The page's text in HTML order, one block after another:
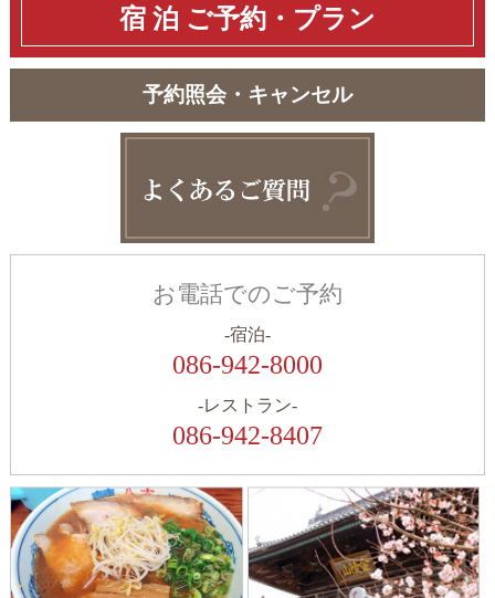
宿 泊 ご予約・プラン
予約照会・キャンセル
お電話でのご予約
-宿泊-
086-942-8000
-レストラン-
086-942-8407